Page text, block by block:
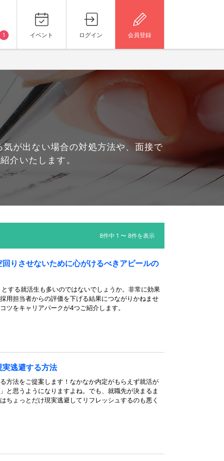
1 イベント ログイン 会員登録
が出ない場合の対処方法や、面接で
介いたします。
8件中 1 〜 8件を表示
りさせないために心がけるべきアピールの
する就活生も多いのではないでしょうか。非常に効果
用担当者からの評価を下げる結果につながりかねませ
ツをキャリアパークが4つご紹介します。
逃避する方法
方法をご提案します！なかなか内定がもらえず就活が
と思うようになりますよね。でも、就職先が決まるま
ちょっとだけ現実逃避してリフレッシュするのも悪く